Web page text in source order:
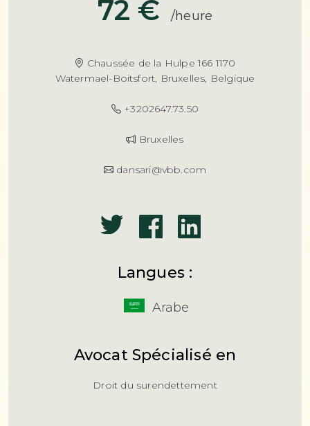
72 € /heure
Chaussée de la Hulpe 166 1170
Watermael-Boitsfort, Bruxelles, Belgique
+3202647.73.50
Bruxelles
dansari@vbb.com
Langues :
Arabe
Avocat Spécialisé en
Droit du surendettement